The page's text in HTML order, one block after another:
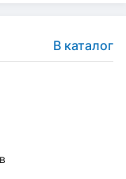
В каталог